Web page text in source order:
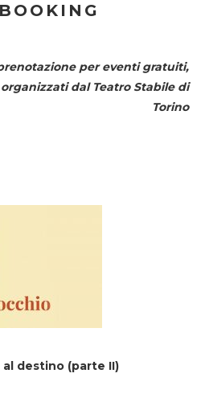
per eventi gratuiti,
dal Teatro Stabile di
Torino
destino (parte II)